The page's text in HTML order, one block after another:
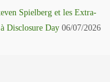
Spielberg et les Extra-
Disclosure Day 06/07/2026